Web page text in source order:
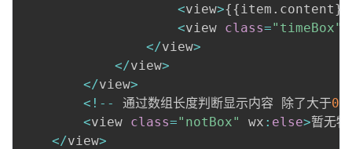
<view>{{ item . content}
<view class="timeBox"
</view>
</view>
</view>
< ! -- 通过数组长度判断显示内容 除了大于0
<view class="notBox" wx : else>暂无
</view>